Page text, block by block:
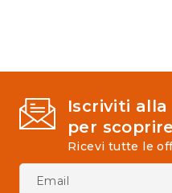
Iscriviti
per
Ricevi tutte le